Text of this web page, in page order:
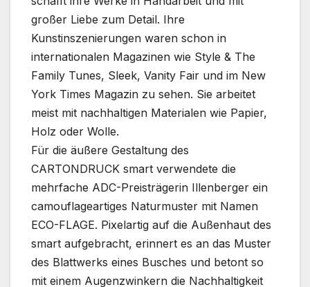
großer Liebe zum Detail. Ihre
Kunstinszenierungen waren schon in
internationalen Magazinen wie Style & The
Family Tunes, Sleek, Vanity Fair und im New
York Times Magazin zu sehen. Sie arbeitet
meist mit nachhaltigen Materialen wie Papier,
Holz oder Wolle.
Für die äußere Gestaltung des
CARTONDRUCK smart verwendete die
mehrfache ADC-Preisträgerin Illenberger ein
camouflageartiges Naturmuster mit Namen
ECO-FLAGE. Pixelartig auf die Außenhaut des
smart aufgebracht, erinnert es an das Muster
des Blattwerks eines Busches und betont so
mit einem Augenzwinkern die Nachhaltigkeit